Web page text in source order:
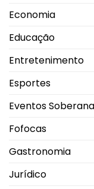
Economia
Educação
Entretenimento
Esportes
Eventos Soberana
Fofocas
Gastronomia
Jurídico